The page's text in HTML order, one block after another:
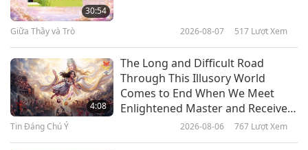
Giải Gương Anh Hùng Sáng Ngời
Thế Giới: Milo – Chú Chó Pitbull
Thiên Thần Hộ Mệnh
30:54
Giữa Thầy và Trò 2026-08-07 517 Lượt Xem
4:08
The Long and Difficult Road
Through This Illusory World
Comes to End When We Meet
Enlightened Master and Receive
Tin Đáng Chú Ý 2026-08-06 767 Lượt Xem